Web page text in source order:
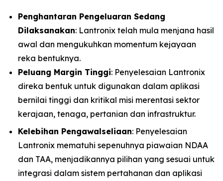
Penghantaran Pengeluaran Sedang
Dilaksanakan: Lantronix telah mula menjana hasil
awal dan mengukuhkan momentum kejayaan
reka bentuknya.
Peluang Margin Tinggi: Penyelesaian Lantronix
direka bentuk untuk digunakan dalam aplikasi
bernilai tinggi dan kritikal misi merentasi sektor
kerajaan, tenaga, pertanian dan infrastruktur.
Kelebihan Pengawalseliaan: Penyelesaian
Lantronix mematuhi sepenuhnya piawaian NDAA
dan TAA, menjadikannya pilihan yang sesuai untuk
integrasi dalam sistem pertahanan dan aplikasi